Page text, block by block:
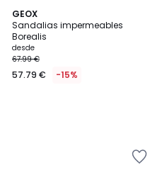
GEOX
Sandalias impermeables
Borealis
desde
67.99 €
57.79 € -15%